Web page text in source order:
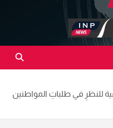
للنظرِ في طلباتِ المواطنين